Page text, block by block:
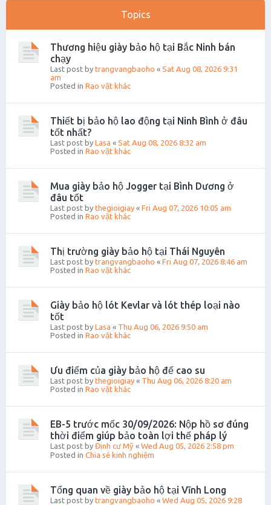
Topics
Thương hiệu giày bảo hộ tại Bắc Ninh bán
chạy
Last post by trangvangbaoho « Sat Aug 08, 2026 9:31
am
Posted in Rao vặt khác
Thiết bị bảo hộ lao động tại Ninh Bình ở đâu
tốt nhất?
Last post by Lasa « Sat Aug 08, 2026 8:32 am
Posted in Rao vặt khác
Mua giày bảo hộ Jogger tại Bình Dương ở
đâu tốt
Last post by thegioigiay « Fri Aug 07, 2026 10:05 am
Posted in Rao vặt khác
Thị trường giày bảo hộ tại Thái Nguyên
Last post by trangvangbaoho « Fri Aug 07, 2026 8:46 am
Posted in Rao vặt khác
Giày bảo hộ lót Kevlar và lót thép loại nào
tốt
Last post by Lasa « Thu Aug 06, 2026 9:50 am
Posted in Rao vặt khác
Ưu điểm của giày bảo hộ đế cao su
Last post by thegioigiay « Thu Aug 06, 2026 8:20 am
Posted in Rao vặt khác
EB-5 trước mốc 30/09/2026: Nộp hồ sơ đúng
thời điểm giúp bảo toàn lợi thế pháp lý
Last post by Định cư Mỹ « Wed Aug 05, 2026 2:58 pm
Posted in Chia sẻ kinh nghiệm
Tổng quan về giày bảo hộ tại Vĩnh Long
Last post by trangvangbaoho « Wed Aug 05, 2026 9:28